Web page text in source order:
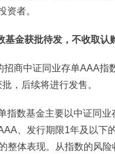
资者。
金获批待发，不收取认
商中证同业存单AAA指
，后续将进行发售。
指数基金主要以中证同
、发行期限1年及以下
整体表现。从指数的风